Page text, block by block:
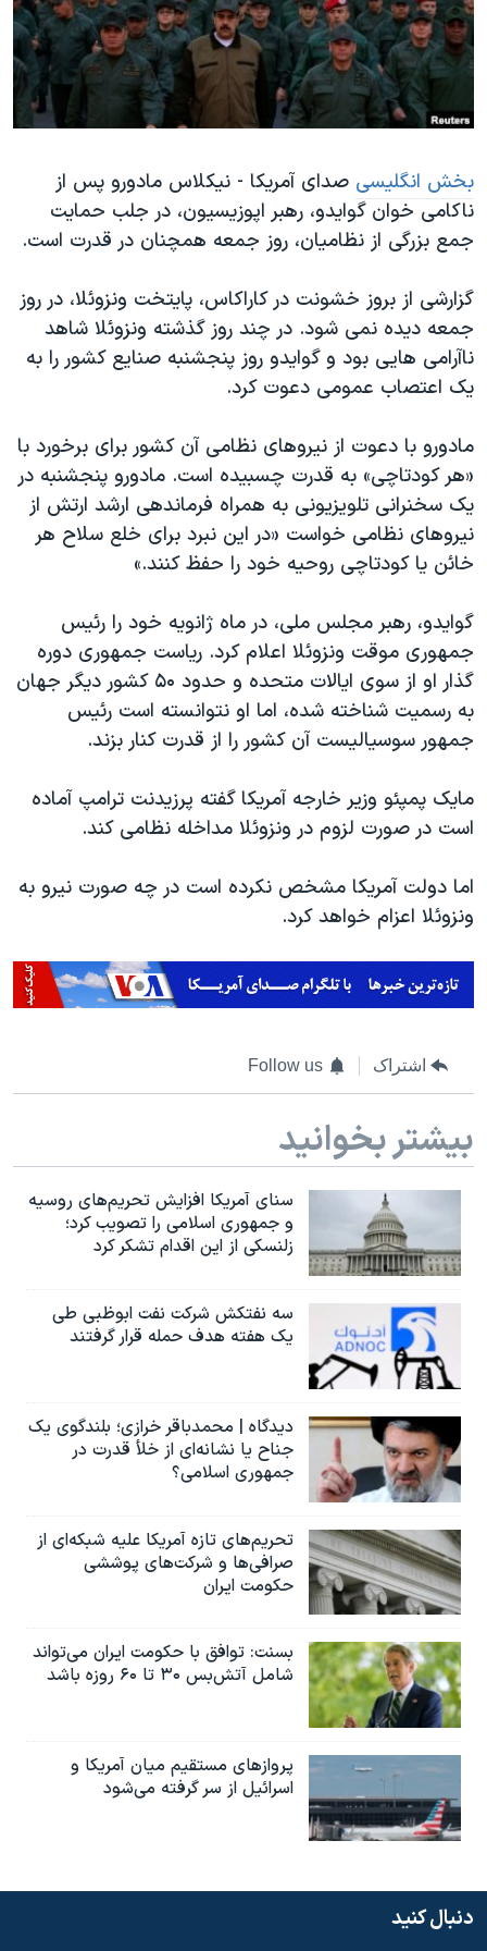
فرهنگ و زندگی
حقوق شهروندی
اقتصادی
اسرائیل در جنگ
گالری عکس
آرشیو پخش زنده
مستندها
انتخابات ریاست جمهوری آمریکا ۲۰۲۴
حمله جمهوری اسلامی به اسرائیل
ورزش زنان در ایران
اعتراضات زن، زندگی، آزادی
مجموعه مستندهای دادخواهی
تریبونال مردمی آبان ۹۸
دادگاه حمید نوری
چهل سال گروگان‌گیری
اعتراضات مردمی آبان ۹۸
اسرائیل در جنگ
نرگس محمدی برنده جایزه نوبل صلح
همایش محافظه‌کاران آمریکا «سی‌پک»
سفر پرزیدنت ترامپ به چین
دنبال کنید
زبانهای مختلف
بخش انگلیسی صدای آمریکا - نیکلاس مادورو پس از
ناکامی خوان گوایدو، رهبر اپوزیسیون، در جلب حمایت
جمع بزرگی از نظامیان، روز جمعه همچنان در قدرت است.
گزارشی از بروز خشونت در کاراکاس، پایتخت ونزوئلا، در روز
جمعه دیده نمی شود. در چند روز گذشته ونزوئلا شاهد
ناآرامی هایی بود و گوایدو روز پنجشنبه صنایع کشور را به
یک اعتصاب عمومی دعوت کرد.
مادورو با دعوت از نیروهای نظامی آن کشور برای برخورد با
«هر کودتاچی» به قدرت چسبیده است. مادورو پنجشنبه در
یک سخنرانی تلویزیونی به همراه فرماندهی ارشد ارتش از
نیروهای نظامی خواست «در این نبرد برای خلع سلاح هر
خائن یا کودتاچی روحیه خود را حفظ کنند.»
گوایدو، رهبر مجلس ملی، در ماه ژانویه خود را رئیس
جمهوری موقت ونزوئلا اعلام کرد. ریاست جمهوری دوره
گذار او از سوی ایالات متحده و حدود ۵۰ کشور دیگر جهان
به رسمیت شناخته شده، اما او نتوانسته است رئیس
جمهور سوسیالیست آن کشور را از قدرت کنار بزند.
مایک پمپئو وزیر خارجه آمریکا گفته پرزیدنت ترامپ آماده
است در صورت لزوم در ونزوئلا مداخله نظامی کند.
اما دولت آمریکا مشخص نکرده است در چه صورت نیرو به
ونزوئلا اعزام خواهد کرد.
اشتراک Follow us
بیشتر بخوانید
سنای آمریکا افزایش تحریم‌های روسیه
و جمهوری اسلامی را تصویب کرد؛
زلنسکی از این اقدام تشکر کرد
سه نفتکش شرکت نفت ابوظبی طی
یک هفته هدف حمله قرار گرفتند
دیدگاه | محمدباقر خرازی؛ بلندگوی یک
جناح یا نشانه‌ای از خلأ قدرت در
جمهوری اسلامی؟
تحریم‌های تازه آمریکا علیه شبکه‌ای از
صرافی‌ها و شرکت‌های پوششی
حکومت ایران
بسنت: توافق با حکومت ایران می‌تواند
شامل آتش‌بس ۳۰ تا ۶۰ روزه باشد
پروازهای مستقیم میان آمریکا و
اسرائیل از سر گرفته می‌شود
دنبال کنید